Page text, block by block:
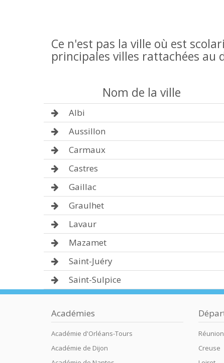
Ce n'est pas la ville où est
principales villes rattachées au
Nom de la ville
Albi
Aussillon
Carmaux
Castres
Gaillac
Graulhet
Lavaur
Mazamet
Saint-Juéry
Saint-Sulpice
Académies
Académie d'Orléans-Tours
Académie de Dijon
Réunion
Creuse